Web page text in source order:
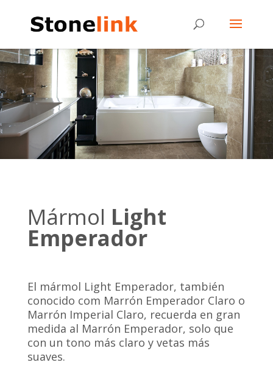
Mármol Light
Emperador
El mármol Light Emperador, también
conocido com Marrón Emperador Claro o
Marrón Imperial Claro, recuerda en gran
medida al Marrón Emperador, solo que
con un tono más claro y vetas más
suaves.